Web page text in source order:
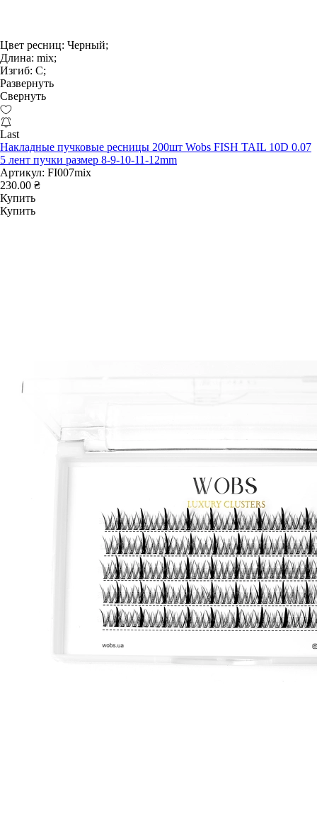
Цвет ресниц: Черный;
Длина: mix;
Изгиб: С;
Развернуть
Свернуть
Last
Накладные пучковые ресницы 200шт Wobs FISH TAIL 10D 0.07
5 лент пучки размер 8-9-10-11-12mm
Артикул: FI007mix
230.00 ₴
Купить
Купить